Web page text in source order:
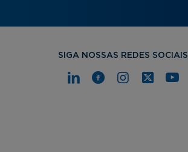
SIGA NOSSAS REDES SOCIAIS